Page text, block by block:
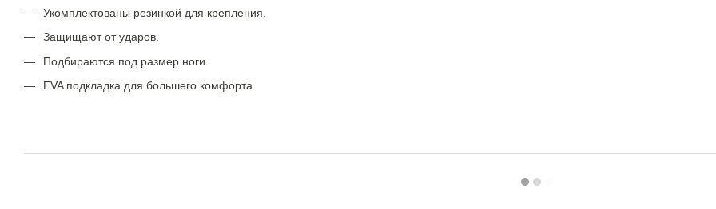
Укомплектованы резинкой для крепления.
Защищают от ударов.
Подбираются под размер ноги.
EVA подкладка для большего комфорта.